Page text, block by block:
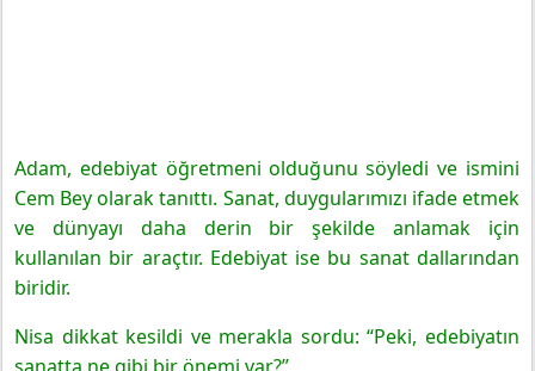
Adam, edebiyat öğretmeni olduğunu söyledi ve ismini
Cem Bey olarak tanıttı. Sanat, duygularımızı ifade etmek
ve dünyayı daha derin bir şekilde anlamak için
kullanılan bir araçtır. Edebiyat ise bu sanat dallarından
biridir.
Nisa dikkat kesildi ve merakla sordu: “Peki, edebiyatın